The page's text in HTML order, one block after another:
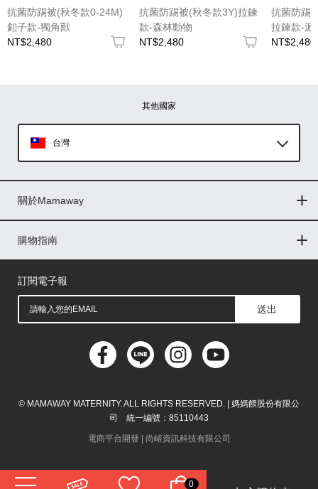
0
抗菌防踢被(秋冬款0-24M)
釦子款-獨角獸
NT$2,480
抗菌防踢被(秋冬款3Y)拉鍊
款-森林動物
NT$2,480
抗菌防踢
拉鍊款-派
NT$2,480
其他國家
台灣
印尼
菲律賓
馬來西亞
關於Mamaway
門市據點
最新消息
品牌故事
人力招募
媒體花絮
隱私權聲明
CSR企業社會責任
購物指南
購物常見問題
退換貨問題
儲值金使用條款
購買儲值金
發票問題
會員權益
線上留言
吸乳器-免費體驗
訂閱電子報
送出
© MAMAWAY MATERNITY. ALL RIGHTS RESERVED. | 媽媽餵股份有限公
司 統一編號：85110443
電商平台開發 | 尚峪資訊科技有限公司